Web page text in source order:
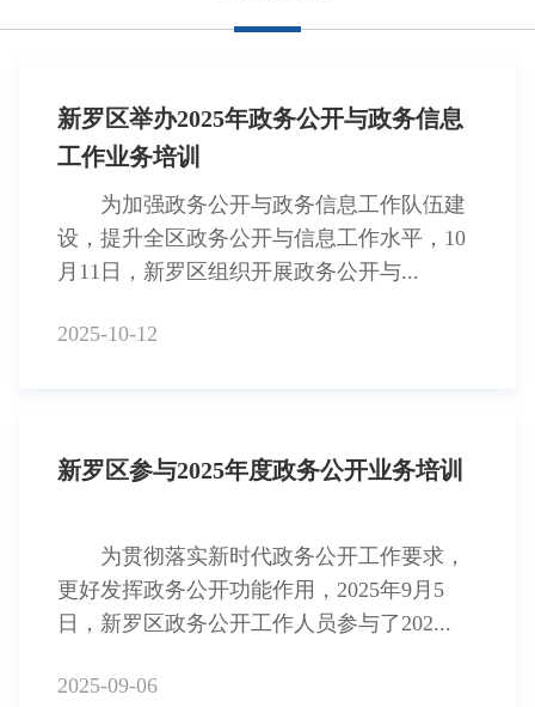
新罗区举办2025年政务公开与政务信息
工作业务培训
为加强政务公开与政务信息工作队伍建
设，提升全区政务公开与信息工作水平，10
月11日，新罗区组织开展政务公开与...
2025-10-12
新罗区参与2025年度政务公开业务培训
为贯彻落实新时代政务公开工作要求，
更好发挥政务公开功能作用，2025年9月5
日，新罗区政务公开工作人员参与了202...
2025-09-06